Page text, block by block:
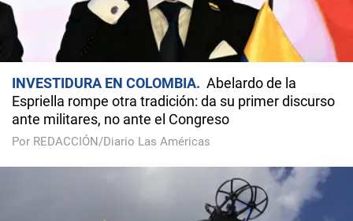
INVESTIDURA EN COLOMBIA
Abelardo de la
Espriella rompe otra tradición: da su primer discurso
ante militares, no ante el Congreso
Por REDACCIÓN/Diario Las Américas